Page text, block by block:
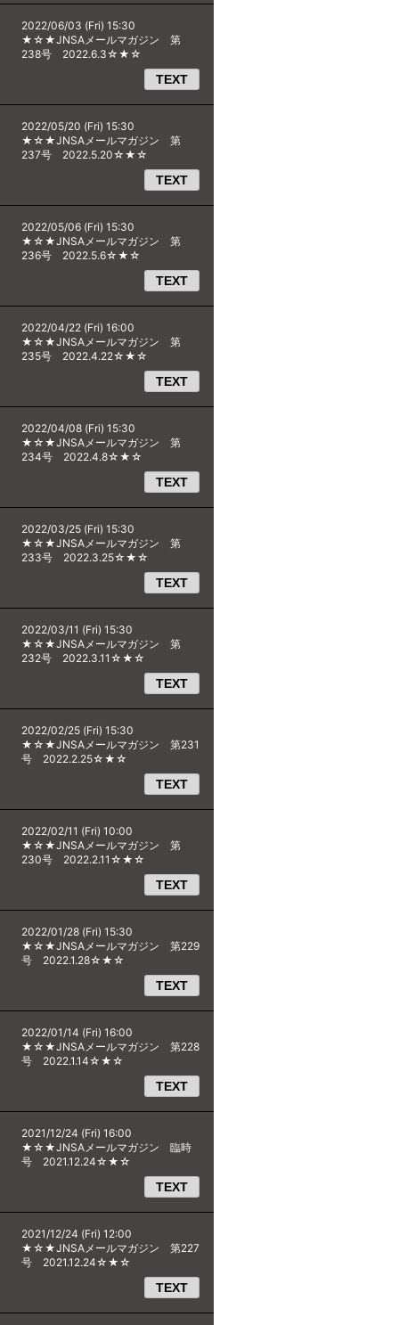
2022/06/03 (Fri) 15:30
★☆★JNSAメールマガジン 第
238号 2022.6.3☆★☆
TEXT
2022/05/20 (Fri) 15:30
★☆★JNSAメールマガジン 第
237号 2022.5.20☆★☆
TEXT
2022/05/06 (Fri) 15:30
★☆★JNSAメールマガジン 第
236号 2022.5.6☆★☆
TEXT
2022/04/22 (Fri) 16:00
★☆★JNSAメールマガジン 第
235号 2022.4.22☆★☆
TEXT
2022/04/08 (Fri) 15:30
★☆★JNSAメールマガジン 第
234号 2022.4.8☆★☆
TEXT
2022/03/25 (Fri) 15:30
★☆★JNSAメールマガジン 第
233号 2022.3.25☆★☆
TEXT
2022/03/11 (Fri) 15:30
★☆★JNSAメールマガジン 第
232号 2022.3.11☆★☆
TEXT
2022/02/25 (Fri) 15:30
★☆★JNSAメールマガジン 第231
号 2022.2.25☆★☆
TEXT
2022/02/11 (Fri) 10:00
★☆★JNSAメールマガジン 第
230号 2022.2.11☆★☆
TEXT
2022/01/28 (Fri) 15:30
★☆★JNSAメールマガジン 第229
号 2022.1.28☆★☆
TEXT
2022/01/14 (Fri) 16:00
★☆★JNSAメールマガジン 第228
号 2022.1.14☆★☆
TEXT
2021/12/24 (Fri) 16:00
★☆★JNSAメールマガジン 臨時
号 2021.12.24☆★☆
TEXT
2021/12/24 (Fri) 12:00
★☆★JNSAメールマガジン 第227
号 2021.12.24☆★☆
TEXT